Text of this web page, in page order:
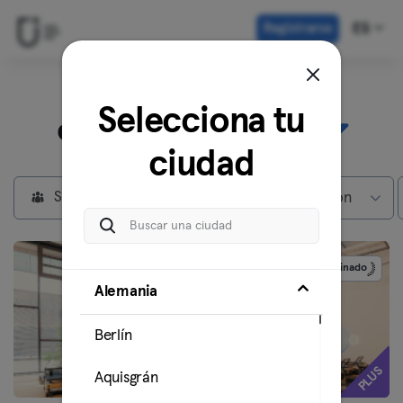
Registrarse
Descubre nuestros
centros enMunich
Socios privados Max subscripción
Patrocinado
PLUS
Selecciona tu
ciudad
Alemania
Berlín
Aquisgrán